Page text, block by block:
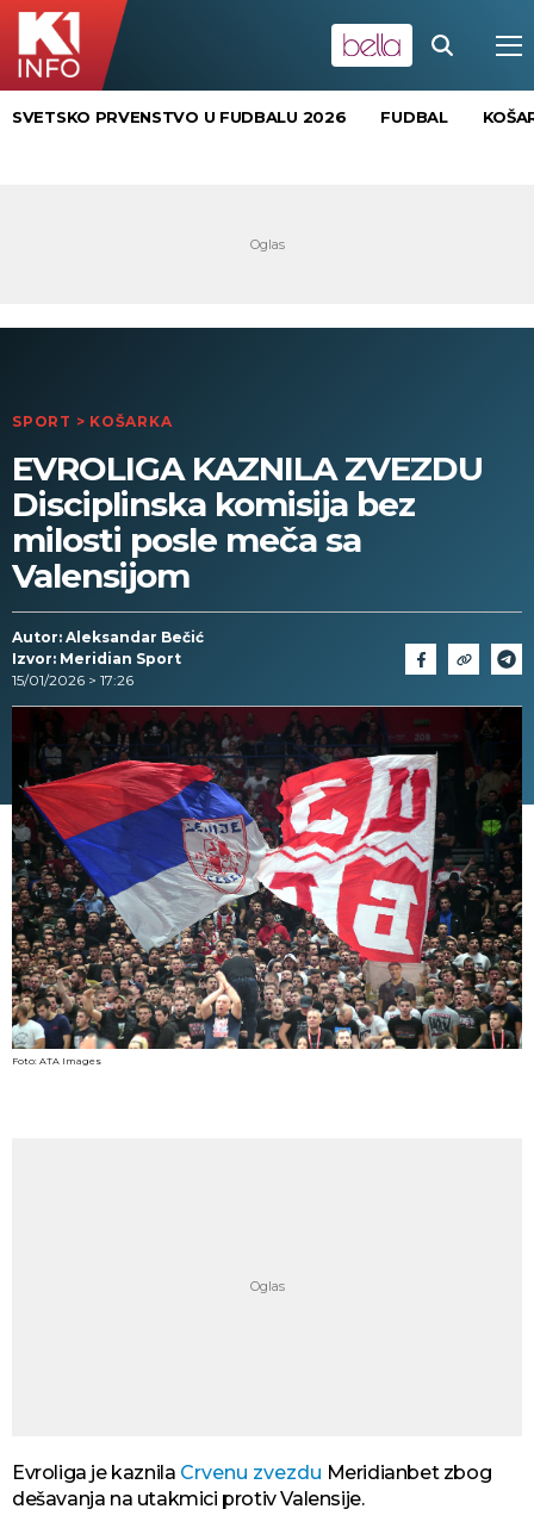
SVETSKO PRVENSTVO U FUDBALU 2026 FUDBAL
SPORT > KOŠARKA
EVROLIGA KAZNILA ZVEZDU
Disciplinska komisija bez
milosti posle meča sa
Valensijom
Autor: Aleksandar Bečić
Izvor: Meridian Sport
15/01/2026 > 17:26
Foto: ATA Images
Evroliga je kaznila Crvenu zvezdu Meridianbet zbog
dešavanja na utakmici protiv Valensije.